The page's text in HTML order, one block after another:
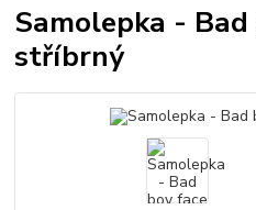
Samolepka -
stříbrný